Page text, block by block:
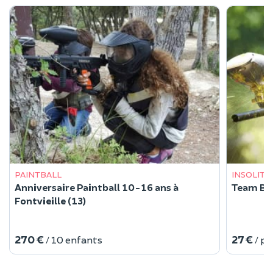
PAINTBALL
Anniversaire Paintball 10-16 ans à
Fontvieille (13)
270 € / 10 enfants
INSOLITE
Team
27 € /